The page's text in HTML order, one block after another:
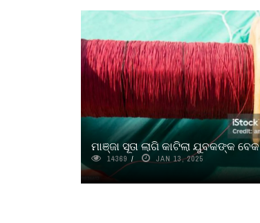
ମାଞ୍ଜା ସୂତା ଲାଗି କାଟିଲା ଯୁବକଙ୍କ ବେକ
14369 JAN 13, 2025